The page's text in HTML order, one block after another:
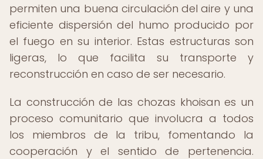
permiten una buena circulación del aire y una
eficiente dispersión del humo producido por
el fuego en su interior. Estas estructuras son
ligeras, lo que facilita su transporte y
reconstrucción en caso de ser necesario.
La construcción de las chozas khoisan es un
proceso comunitario que involucra a todos
los miembros de la tribu, fomentando la
cooperación y el sentido de pertenencia.